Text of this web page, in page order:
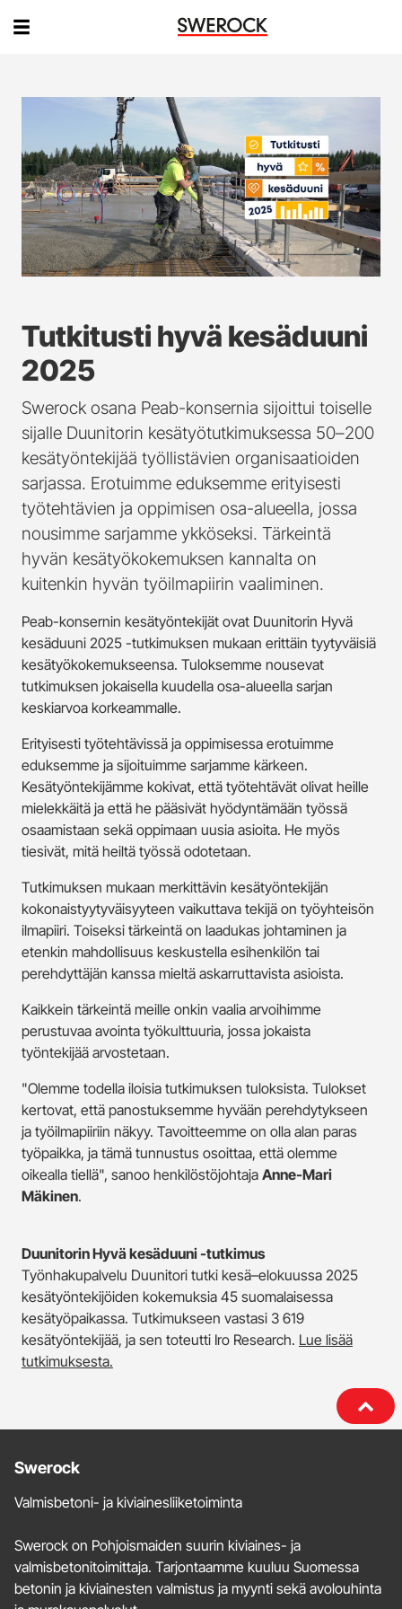
Tutkitusti hyvä kesäduuni
2025
Swerock osana Peab-konsernia sijoittui toiselle
sijalle Duunitorin kesätyötutkimuksessa 50–200
kesätyöntekijää työllistävien organisaatioiden
sarjassa. Erotuimme eduksemme erityisesti
työtehtävien ja oppimisen osa-alueella, jossa
nousimme sarjamme ykköseksi. Tärkeintä
hyvän kesätyökokemuksen kannalta on
kuitenkin hyvän työilmapiirin vaaliminen.
Peab-konsernin kesätyöntekijät ovat Duunitorin Hyvä
kesäduuni 2025 -tutkimuksen mukaan erittäin tyytyväisiä
kesätyökokemukseensa. Tuloksemme nousevat
tutkimuksen jokaisella kuudella osa-alueella sarjan
keskiarvoa korkeammalle.
Erityisesti työtehtävissä ja oppimisessa erotuimme
eduksemme ja sijoituimme sarjamme kärkeen.
Kesätyöntekijämme kokivat, että työtehtävät olivat heille
mielekkäitä ja että he pääsivät hyödyntämään työssä
osaamistaan sekä oppimaan uusia asioita. He myös
tiesivät, mitä heiltä työssä odotetaan.
Tutkimuksen mukaan merkittävin kesätyöntekijän
kokonaistyytyväisyyteen vaikuttava tekijä on työyhteisön
ilmapiiri. Toiseksi tärkeintä on laadukas johtaminen ja
etenkin mahdollisuus keskustella esihenkilön tai
perehdyttäjän kanssa mieltä askarruttavista asioista.
Kaikkein tärkeintä meille onkin vaalia arvoihimme
perustuvaa avointa työkulttuuria, jossa jokaista
työntekijää arvostetaan.
"Olemme todella iloisia tutkimuksen tuloksista. Tulokset
kertovat, että panostuksemme hyvään perehdytykseen
ja työilmapiiriin näkyy. Tavoitteemme on olla alan paras
työpaikka, ja tämä tunnustus osoittaa, että olemme
oikealla tiellä", sanoo henkilöstöjohtaja Anne-Mari
Mäkinen.
Duunitorin Hyvä kesäduuni -tutkimus
Työnhakupalvelu Duunitori tutki kesä–elokuussa 2025
kesätyöntekijöiden kokemuksia 45 suomalaisessa
kesätyöpaikassa. Tutkimukseen vastasi 3 619
kesätyöntekijää, ja sen toteutti Iro Research. Lue lisää
tutkimuksesta.
Lisätietoja
ja
Swerock
Valmisbetoni- ja kiviainesliiketoiminta
Swerock on Pohjoismaiden suurin kiviaines- ja
valmisbetonitoimittaja. Tarjontaamme kuuluu Suomessa
betonin ja kiviainesten valmistus ja myynti sekä avolouhinta